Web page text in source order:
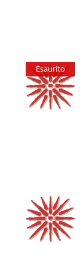
Esaurito